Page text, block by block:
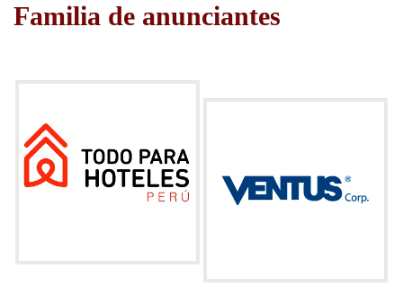
Familia de anunciantes